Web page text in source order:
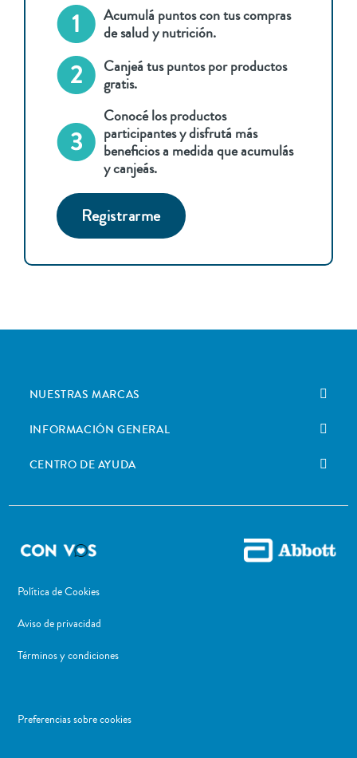
Acumulá puntos con tus compras
de salud y nutrición.
Canjeá tus puntos por productos
gratis.
Conocé los productos
participantes y disfrutá más
beneficios a medida que acumulás
y canjeás.
Registrarme
NUESTRAS MARCAS
INFORMACIÓN GENERAL
CENTRO DE AYUDA
Política de Cookies
Aviso de privacidad
Términos y condiciones
Preferencias sobre cookies